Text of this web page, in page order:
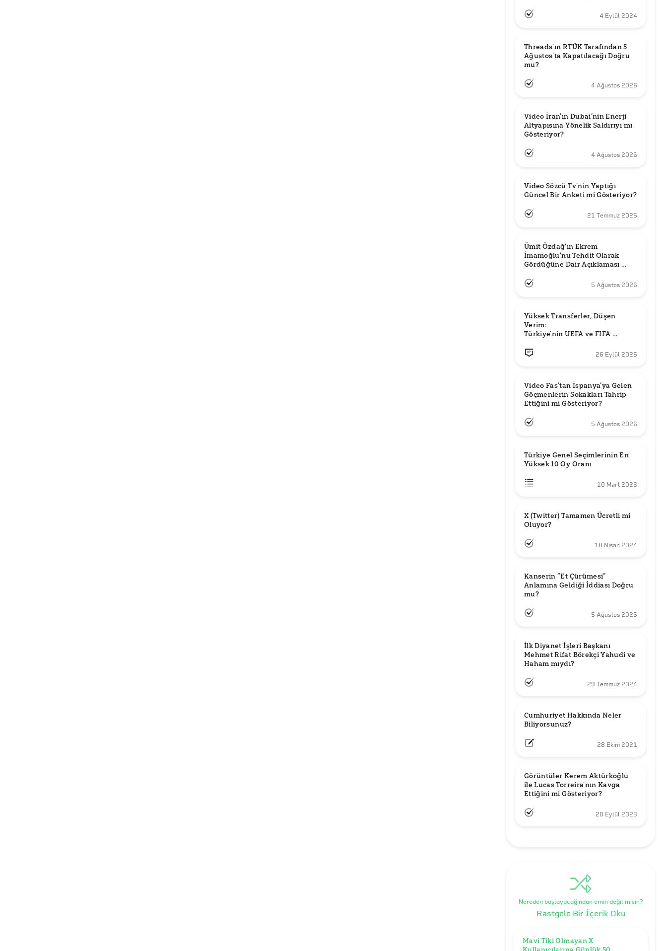
4 Eylül 2024
Threads’ın RTÜK Tarafından 5
Ağustos’ta Kapatılacağı Doğru
mu?
4 Ağustos 2026
Video İran’ın Dubai’nin Enerji
Altyapısına Yönelik Saldırıyı mı
Gösteriyor?
4 Ağustos 2026
Video Sözcü Tv’nin Yaptığı
Güncel Bir Anketi mi Gösteriyor?
21 Temmuz 2025
Ümit Özdağ'ın Ekrem
İmamoğlu'nu Tehdit Olarak
Gördüğüne Dair Açıklaması
5 Ağustos 2026
Yüksek Transferler, Düşen
Verim:
Türkiye’nin UEFA ve FIFA
26 Eylül 2025
Video Fas’tan İspanya’ya Gelen
Göçmenlerin Sokakları Tahrip
Ettiğini mi Gösteriyor?
5 Ağustos 2026
Türkiye Genel Seçimlerinin En
Yüksek 10 Oy Oranı
10 Mart 2023
X (Twitter) Tamamen Ücretli mi
Oluyor?
18 Nisan 2024
Kanserin “Et Çürümesi”
Anlamına Geldiği İddiası Doğru
mu?
5 Ağustos 2026
İlk Diyanet İşleri Başkanı
Mehmet Rifat Börekçi Yahudi ve
Haham mıydı?
29 Temmuz 2024
Cumhuriyet Hakkında Neler
Biliyorsunuz?
28 Ekim 2021
Görüntüler Kerem Aktürkoğlu
ile Lucas Torreira’nın Kavga
Ettiğini mi Gösteriyor?
20 Eylül 2023
Nereden başlayacağından emin değil misin?
Rastgele Bir İçerik Oku
Mavi Tiki Olmayan X